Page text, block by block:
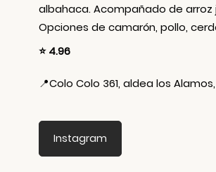
albahaca. Acompañado de arroz
Opciones de camarón, pollo,
⭐ 4.96
📍Colo Colo 361, aldea los
Instagram